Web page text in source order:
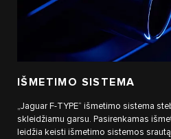
IŠMETIMO SISTEMA
„Jaguar F-TYPE“ išmetimo sistema
skleidžiamu garsu. Pasirenkamas
leidžia keisti išmetimo sistemos